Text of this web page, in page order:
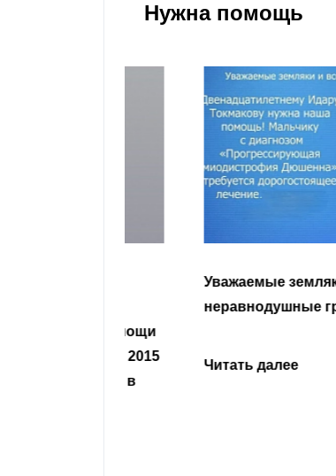
Нужна помощь
Уважаемые земляки и все
неравнодушные граждане.
Читать далее